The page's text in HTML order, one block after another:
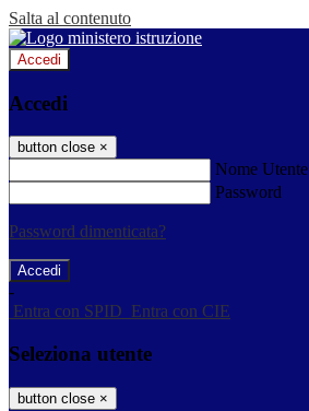
Salta al contenuto
Accedi
Accedi
button close ×
Nome Utente
Password
Password dimenticata?
-
Entra con SPID Entra con CIE
Seleziona utente
button close ×